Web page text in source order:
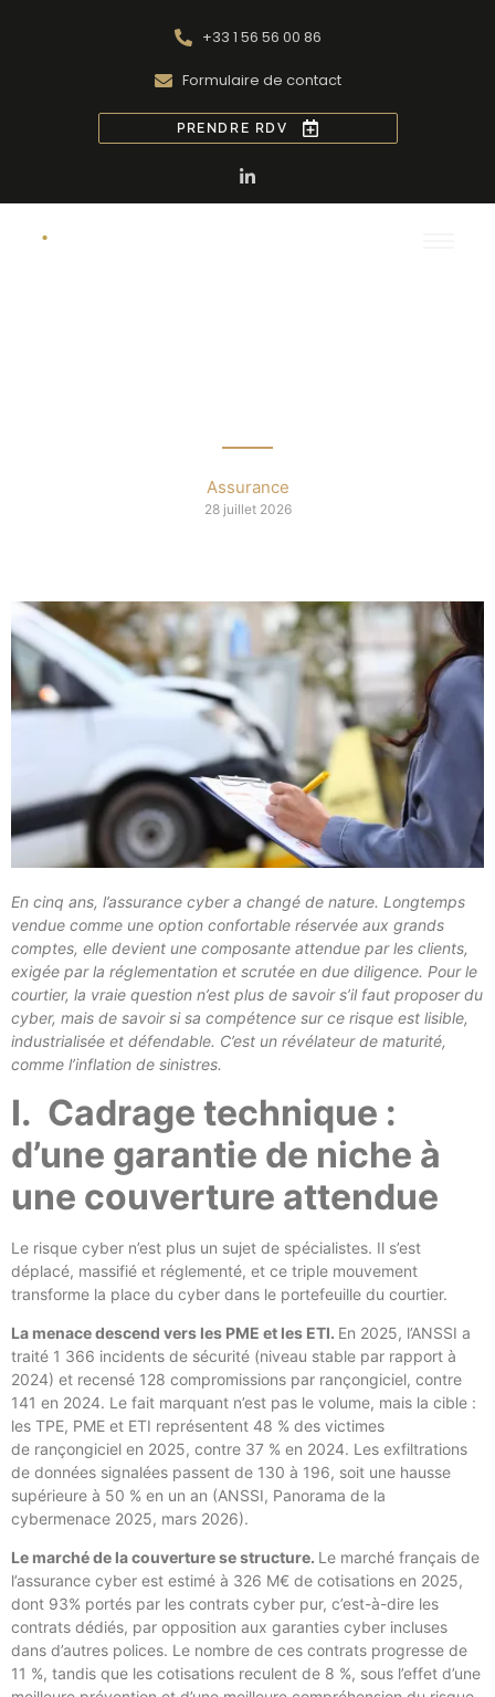
+33 1 56 56 00 86
Formulaire de contact
PRENDRE RDV
Assurance
28 juillet 2026
En cinq ans, l’assurance cyber a changé de nature. Longtemps
vendue comme une option confortable réservée aux grands
comptes, elle devient une composante attendue par les clients,
exigée par la réglementation et scrutée en due diligence. Pour le
courtier, la vraie question n’est plus de savoir s’il faut proposer du
cyber, mais de savoir si sa compétence sur ce risque est lisible,
industrialisée et défendable. C’est un révélateur de maturité,
comme l’inflation de sinistres.
I. Cadrage technique :
d’une garantie de niche à
une couverture attendue
Le risque cyber n’est plus un sujet de spécialistes. Il s’est
déplacé, massifié et réglementé, et ce triple mouvement
transforme la place du cyber dans le portefeuille du courtier.
La menace descend vers les PME et les ETI. En 2025, l’ANSSI a
traité 1 366 incidents de sécurité (niveau stable par rapport à
2024) et recensé 128 compromissions par rançongiciel, contre
141 en 2024. Le fait marquant n’est pas le volume, mais la cible :
les TPE, PME et ETI représentent 48 % des victimes
de rançongiciel en 2025, contre 37 % en 2024. Les exfiltrations
de données signalées passent de 130 à 196, soit une hausse
supérieure à 50 % en un an (ANSSI, Panorama de la
cybermenace 2025, mars 2026).
Le marché de la couverture se structure. Le marché français de
l’assurance cyber est estimé à 326 M€ de cotisations en 2025,
dont 93% portés par les contrats cyber pur, c’est-à-dire les
contrats dédiés, par opposition aux garanties cyber incluses
dans d’autres polices. Le nombre de ces contrats progresse de
11 %, tandis que les cotisations reculent de 8 %, sous l’effet d’une